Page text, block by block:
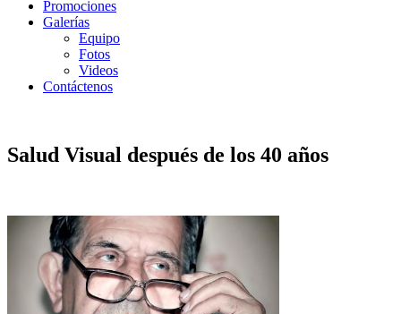
Promociones
Galerías
Equipo
Fotos
Videos
Contáctenos
Salud Visual después de los 40 años